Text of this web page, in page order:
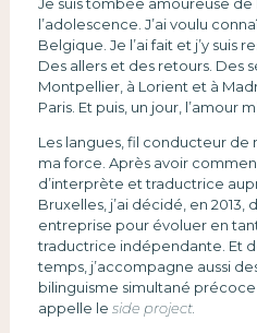
l’adolescence. J’ai voulu
Belgique. Je l’ai fait et j’y suis
Des allers et des retours. Des
Montpellier, à Lorient et à
Paris. Et puis, un jour, l’amour
Les langues, fil conducteur de
ma force. Après avoir
d’interprète et traductrice
Bruxelles, j’ai décidé, en
entreprise pour évoluer en
traductrice indépendante. Et
temps, j’accompagne aussi
bilinguisme simultané précoce
appelle le side project.